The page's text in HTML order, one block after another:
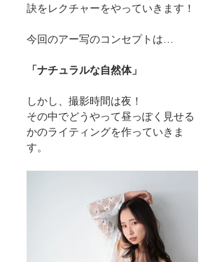
訣をレクチャーをやっていきます！
今回のアー写のコンセプトは…
「ナチュラルな自然体」
しかし、撮影時間は夜！
その中でどうやって昼っぽく見せる
かのライティングを作っていきま
す。